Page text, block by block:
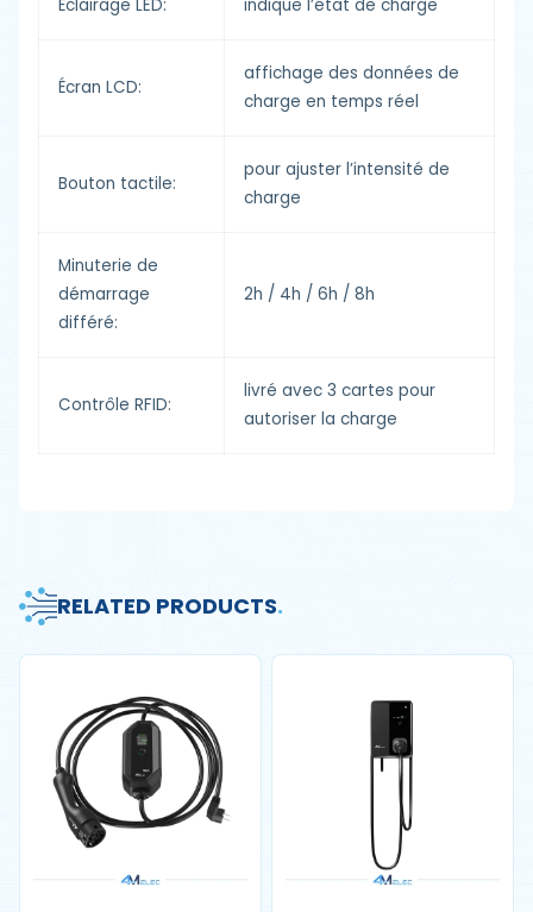
Éclairage LED: indique l’état de charge
Écran LCD:
affichage des données de
charge en temps réel
Bouton tactile:
pour ajuster l’intensité de
charge
Minuterie de
démarrage
différé:
2h / 4h / 6h / 8h
Contrôle RFID:
livré avec 3 cartes pour
autoriser la charge
RELATED PRODUCTS.